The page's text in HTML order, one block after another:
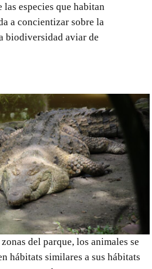
las especies que habitan
a concientizar sobre la
biodiversidad aviar de
del parque, los animales se
hábitats similares a sus hábitats